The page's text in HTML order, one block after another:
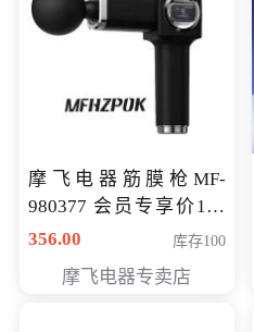
摩飞电器筋膜枪MF-
980377 会员专享价199
元
356.00 库存100
摩飞电器专卖店